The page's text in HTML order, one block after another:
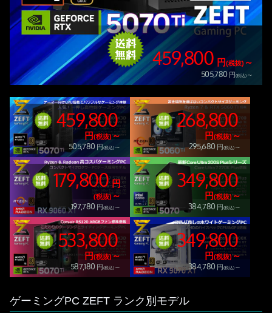
268,800 円(税抜) ～
295,680 円(税込) ～
459,800
円(税抜)～
505,780 円 (税込) ～
268,800
円(税抜)～
295,680 円 (税込) ～
179,800 円
(税抜) ～
197,780 円 (税込) ～
349,800
円(税抜)～
384,780 円 (税込) ～
533,800
円(税抜)～
587,180 円 (税込) ～
349,800
円(税抜)～
384,780 円 (税込) ～
ゲーミングPC ZEFT ランク別モデル